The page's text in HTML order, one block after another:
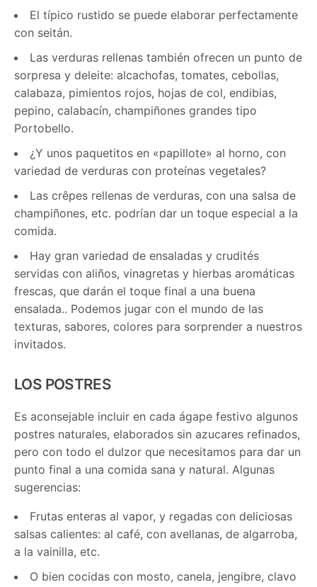
El típico rustido se puede elaborar perfectamente
con seitán.
Las verduras rellenas también ofrecen un punto de
sorpresa y deleite: alcachofas, tomates, cebollas,
calabaza, pimientos rojos, hojas de col, endibias,
pepino, calabacín, champiñones grandes tipo
Portobello.
¿Y unos paquetitos en «papillote» al horno, con
variedad de verduras con proteínas vegetales?
Las crêpes rellenas de verduras, con una salsa de
champiñones, etc. podrían dar un toque especial a la
comida.
Hay gran variedad de ensaladas y crudités
servidas con aliños, vinagretas y hierbas aromáticas
frescas, que darán el toque final a una buena
ensalada.. Podemos jugar con el mundo de las
texturas, sabores, colores para sorprender a nuestros
invitados.
LOS POSTRES
Es aconsejable incluir en cada ágape festivo algunos
postres naturales, elaborados sin azucares refinados,
pero con todo el dulzor que necesitamos para dar un
punto final a una comida sana y natural. Algunas
sugerencias:
Frutas enteras al vapor, y regadas con deliciosas
salsas calientes: al café, con avellanas, de algarroba,
a la vainilla, etc.
O bien cocidas con mosto, canela, jengibre, clavo